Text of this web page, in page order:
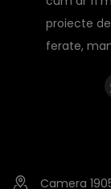
proiecte
ferate,
Camera